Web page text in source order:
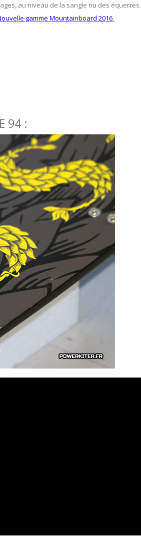
au niveau de la sangle ou des équerres.
gamme Mountainboard 2016.
94 :